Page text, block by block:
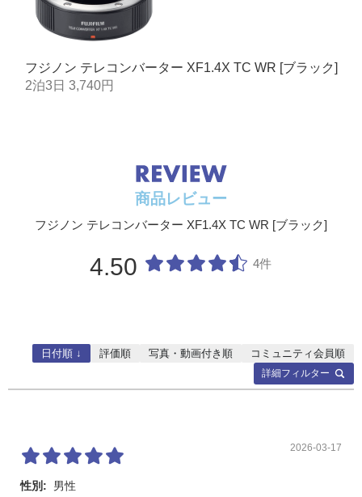
質量（約）※レンズキャップ・フード含まず
フジノン テレコンバーター XF1.4X TC WR [ブラック]
2泊3日 3,740円
商品レビュー
フジノン テレコンバーター XF1.4X TC WR [ブラック]
4.50 4件
詳細フィルター
日付順 ↓ 評価順 写真・動画付き順 コミュニティ会員順
2026-03-17
性別:
男性